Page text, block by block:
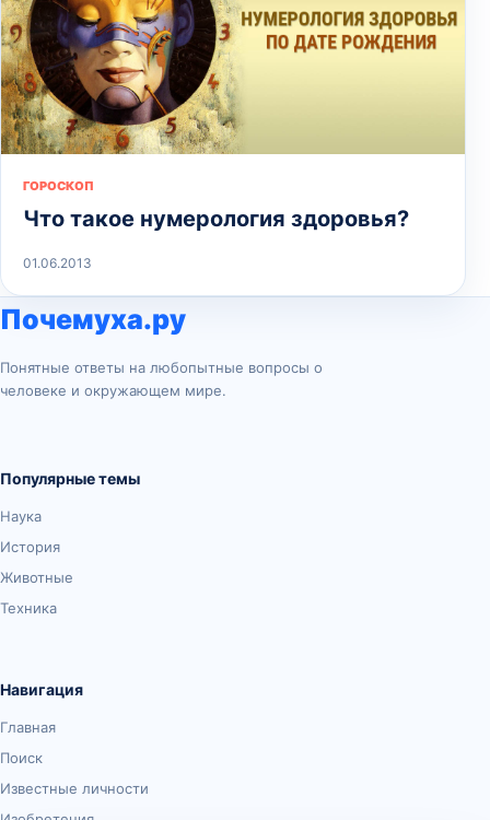
ГОРОСКОП
Что такое нумерология здоровья?
01.06.2013
Почемуха.ру
Понятные ответы на любопытные вопросы о
человеке и окружающем мире.
Популярные темы
Наука
История
Животные
Техника
Навигация
Главная
Поиск
Известные личности